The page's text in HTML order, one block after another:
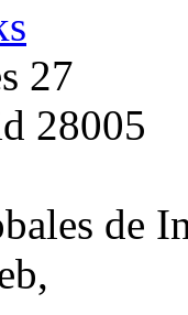
27
28005
de